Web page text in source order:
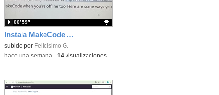
Instala MakeCode Arcade para trabajar offline en tu tablet, ordenador, Chromebook
Contenido educativo.
subido por Felicisimo G.
00′ 59″
-hace una semana - 14visualizaciones